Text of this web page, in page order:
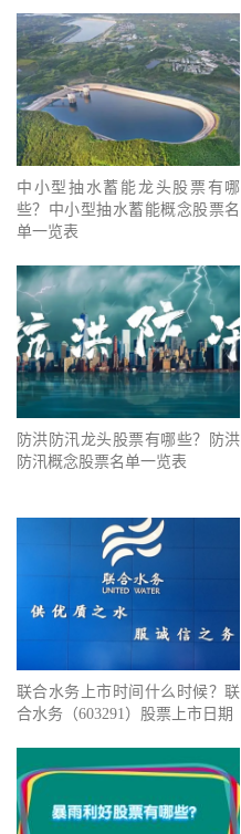
中小型抽水蓄能龙头股票有哪
些？中小型抽水蓄能概念股票名
单一览表
防洪防汛龙头股票有哪些？防洪
防汛概念股票名单一览表
联合水务上市时间什么时候？联
合水务（603291）股票上市日期